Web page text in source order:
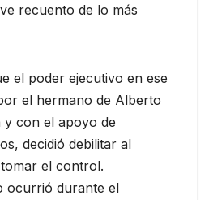
recuento de lo más
el poder ejecutivo en ese
el hermano de Alberto
y con el apoyo de
decidió debilitar al
el control.
ocurrió durante el